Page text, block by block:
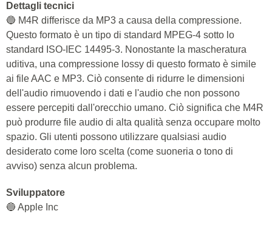
Dettagli tecnici
🔵 M4R differisce da MP3 a causa della compressione.
Questo formato è un tipo di standard MPEG-4 sotto lo
standard ISO-IEC 14495-3. Nonostante la mascheratura
uditiva, una compressione lossy di questo formato è simile
ai file AAC e MP3. Ciò consente di ridurre le dimensioni
dell'audio rimuovendo i dati e l'audio che non possono
essere percepiti dall'orecchio umano. Ciò significa che M4R
può produrre file audio di alta qualità senza occupare molto
spazio. Gli utenti possono utilizzare qualsiasi audio
desiderato come loro scelta (come suoneria o tono di
avviso) senza alcun problema.
Sviluppatore
🔵 Apple Inc